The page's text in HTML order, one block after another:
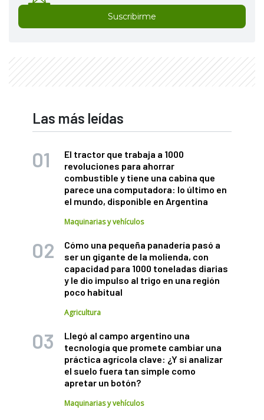
Suscribirme
Las más leídas
El tractor que trabaja a 1000
revoluciones para ahorrar
combustible y tiene una cabina que
parece una computadora: lo último en
el mundo, disponible en Argentina
Maquinarias y vehículos
Cómo una pequeña panadería pasó a
ser un gigante de la molienda, con
capacidad para 1000 toneladas diarias
y le dio impulso al trigo en una región
poco habitual
Agricultura
Llegó al campo argentino una
tecnología que promete cambiar una
práctica agrícola clave: ¿Y si analizar
el suelo fuera tan simple como
apretar un botón?
Maquinarias y vehículos